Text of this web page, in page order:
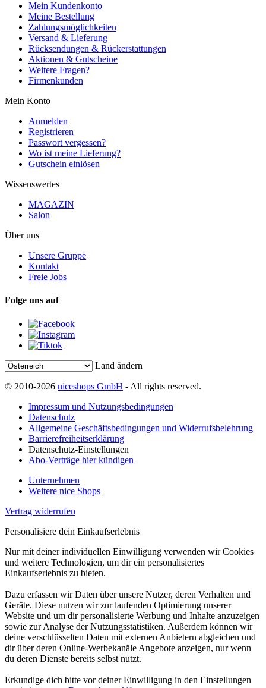
Mein Kundenkonto
Meine Bestellung
Zahlungsmöglichkeiten
Versand & Lieferung
Rücksendungen & Rückerstattungen
Aktionen & Gutscheine
Weitere Fragen?
Firmenkunden
Mein Konto
Anmelden
Registrieren
Passwort vergessen?
Wo ist meine Lieferung?
Gutschein einlösen
Wissenswertes
MAGAZIN
Salon
Über uns
Unsere Gruppe
Kontakt
Freie Jobs
Folge uns auf
Land ändern
© 2010-2026 niceshops GmbH - All rights reserved.
Impressum und Nutzungsbedingungen
Datenschutz
Allgemeine Geschäftsbedingungen und Widerrufsbelehrung
Barrierefreiheitserklärung
Datenschutz-Einstellungen
Abo-Verträge hier kündigen
Unternehmen
Weitere nice Shops
Vertrag widerrufen
Personalisiere dein Einkaufserlebnis
Nur mit deiner individuellen Einwilligung verwenden wir Cookies
und weitere Technologien, um dir ein personalisiertes
Einkaufserlebnis zu bieten.
Dazu erfassen wir Daten über unsere Nutzer, deren Verhalten und
Geräte. Diese nutzen wir zur laufenden Optimierung unserer
Website und um dir personalisierte Werbung und Inhalte anzuzeigen
sowie zur Analyse der Nutzungsstatistiken. Außerdem können wir
deine verschlüsselten Daten mit externen Anbietern abgleichen und
dir über deren Online-Werbekanäle Angebote anzeigen, nur wenn
du deren Dienste bereits selbst nutzt.
Erkundige dich bitte vor deiner Einwilligung in den Einstellungen